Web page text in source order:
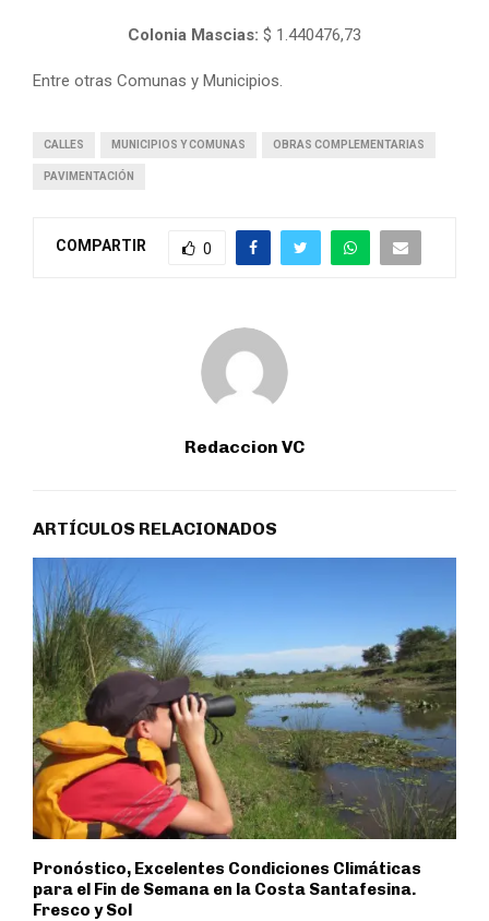
Colonia Mascias: $ 1.440476,73
Entre otras Comunas y Municipios.
CALLES MUNICIPIOS Y COMUNAS OBRAS COMPLEMENTARIAS
PAVIMENTACIÓN
COMPARTIR 0
Redaccion VC
ARTÍCULOS RELACIONADOS
Pronóstico, Excelentes Condiciones Climáticas
para el Fin de Semana en la Costa Santafesina.
Fresco y Sol